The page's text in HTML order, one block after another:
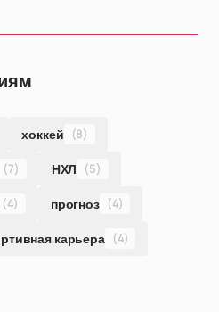
хоккей (8)
(7) НХЛ (5)
(4) прогноз (4)
карьера (4)